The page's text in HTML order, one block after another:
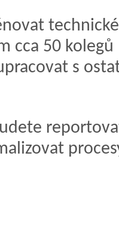
cca 50 kolegů
s